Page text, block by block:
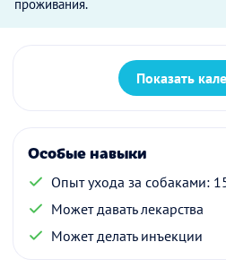
проживания.
Показать
Особые навыки
Опыт ухода за собаками:
Может давать лекарства
Может делать инъекции